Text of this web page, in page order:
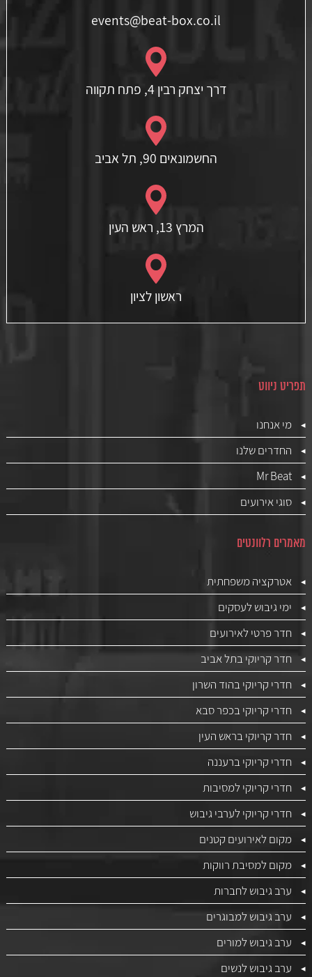
events@beat-box.co.il
דרך יצחק רבין 4, פתח תקווה
החשמונאים 90, תל אביב
המרץ 13, ראש העין
ראשון לציון
תפריט ניווט
מי אנחנו
החדרים שלנו
Mr Beat
סוגי אירועים
מאמרים רלוונטים
אטרקציה משפחתית
ימי גיבוש לעסקים
חדר פרטי לאירועים
חדר קריוקי בתל אביב
חדרי קריוקי בהוד השרון
חדרי קריוקי בכפר סבא
חדר קריוקי בראש העין
חדרי קריוקי ברעננה
חדרי קריוקי למסיבות
חדרי קריוקי לערבי גיבוש
מקום לאירועים קטנים
מקום למסיבת רווקות
ערב גיבוש לחברות
ערב גיבוש למבוגרים
ערב גיבוש למורים
ערב גיבוש לנשים